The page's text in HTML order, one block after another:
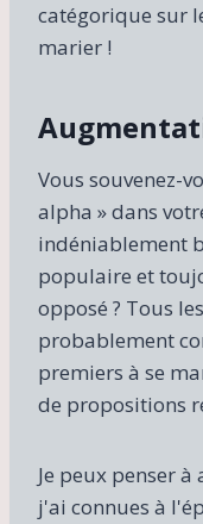
catégorique sur
marier !
Vous souvenez-
alpha » dans
indéniablement
populaire et
opposé ? Tous
probablement
premiers à se
de propositions
Je peux penser
j'ai connues à